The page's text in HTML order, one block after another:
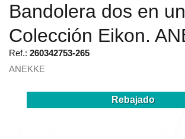
Bandolera dos en
Colección Eikon.
Ref.: 260342753-265
ANEKKE
Rebajado